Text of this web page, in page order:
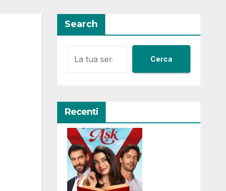
Search
Cerca
Recenti